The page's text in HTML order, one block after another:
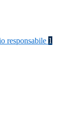
responsabile 1